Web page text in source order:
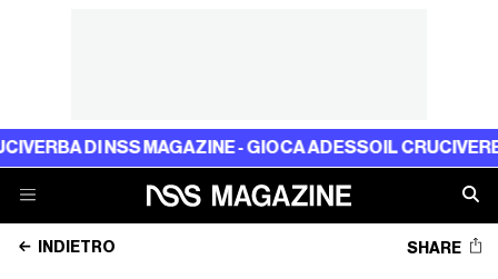
DI NSS MAGAZINE - GIOCA ADESSOIL CRUCIVERBA DI
INDIETRO SHARE